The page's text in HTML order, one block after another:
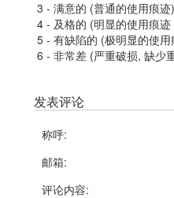
3 - 满意的 (普通的使用痕迹)
4 - 及格的 (明显的使用痕
5 - 有缺陷的 (极明显的使
6 - 非常差 (严重破损, 缺少
发表评论
称呼:
邮箱:
评论内容: